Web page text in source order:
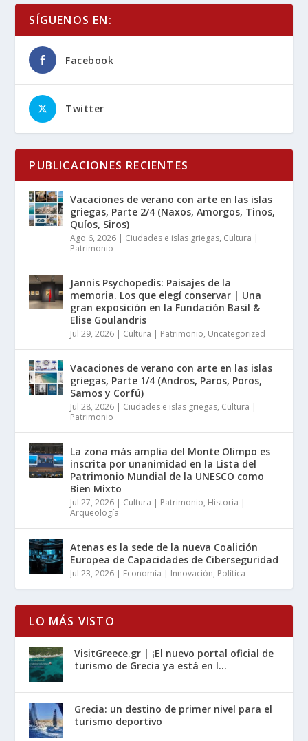
SÍGUENOS EN:
Facebook
Twitter
PUBLICACIONES RECIENTES
Vacaciones de verano con arte en las islas
griegas, Parte 2/4 (Naxos, Amorgos, Tinos,
Quíos, Siros)
Ago 6, 2026 | Ciudades e islas griegas, Cultura |
Patrimonio
Jannis Psychopedis: Paisajes de la
memoria. Los que elegí conservar | Una
gran exposición en la Fundación Basil &
Elise Goulandris
Jul 29, 2026 | Cultura | Patrimonio, Uncategorized
Vacaciones de verano con arte en las islas
griegas, Parte 1/4 (Andros, Paros, Poros,
Samos y Corfú)
Jul 28, 2026 | Ciudades e islas griegas, Cultura |
Patrimonio
La zona más amplia del Monte Olimpo es
inscrita por unanimidad en la Lista del
Patrimonio Mundial de la UNESCO como
Bien Mixto
Jul 27, 2026 | Cultura | Patrimonio, Historia |
Arqueología
Atenas es la sede de la nueva Coalición
Europea de Capacidades de Ciberseguridad
Jul 23, 2026 | Economía | Innovación, Política
LO MÁS VISTO
VisitGreece.gr | ¡El nuevo portal oficial de
turismo de Grecia ya está en l...
Grecia: un destino de primer nivel para el
turismo deportivo